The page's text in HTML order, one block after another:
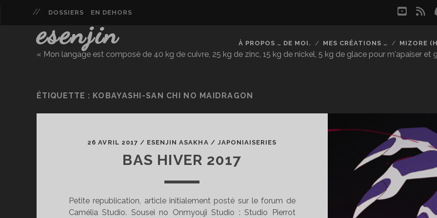
DOSSIERS EN DEHORS
esenjin
« Mon langage est composé de 40 kg de cuivre, 25 kg de zinc, 15 kg de nickel, 5 kg de glace pour m'apaiser et
À PROPOS … DE MOI. MES CRÉATIONS … MIZORE
ÉTIQUETTE : KOBAYASHI-SAN CHI NO MAIDRAGON
26 AVRIL 2017 / ESENJIN ASAKHA / JAPONIAISERIES
BAS HIVER 2017
Petite republication, article initialement posté sur le forum de
Camélia Studio. Sousei no Onmyouji Studio : Studio Pierrot